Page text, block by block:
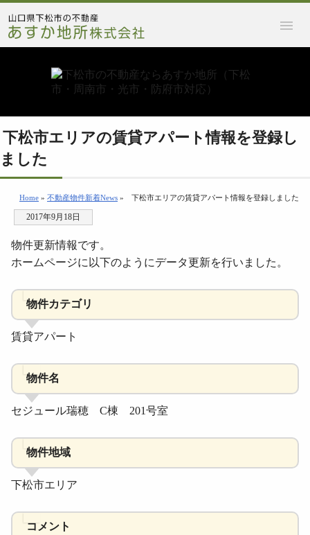
下松市エリアの賃貸アパート情報を登録し
ました
Home » 不動産物件新着News » 下松市エリアの賃貸アパート情報を登録しました
2017年9月18日
物件更新情報です。
ホームページに以下のようにデータ更新を行いました。
物件カテゴリ
賃貸アパート
物件名
セジュール瑞穂 C棟 201号室
物件地域
下松市エリア
コメント